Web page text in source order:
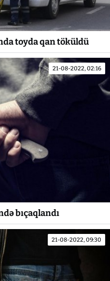
toyda qan töküldü
21-08-2022, 02:16
bıçaqlandı
21-08-2022, 09:30